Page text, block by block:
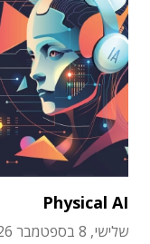
Physical AI
שלישי, 8 בספטמבר 2026